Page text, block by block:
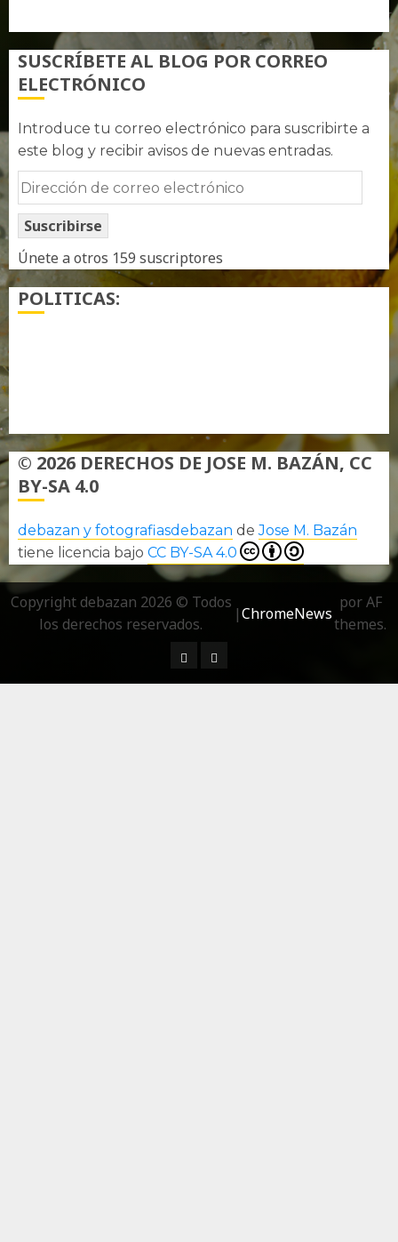
SUSCRÍBETE AL BLOG POR CORREO
ELECTRÓNICO
Introduce tu correo electrónico para suscribirte a
este blog y recibir avisos de nuevas entradas.
Dirección
de
correo
electrónico
Suscribirse
Únete a otros 159 suscriptores
POLITICAS:
© 2026 DERECHOS DE JOSE M. BAZÁN, CC
BY-SA 4.0
debazan y fotografiasdebazan deJose M. Bazán
tiene licencia bajo CC BY-SA 4.0
Copyright debazan 2026 © Todos
los derechos reservados.
|ChromeNews
por AF
themes.
¿ Quién soy…?
Más información sobre las